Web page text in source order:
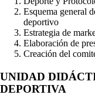
Esquema general
deportivo
Estrategia de
Elaboración de
Creación del
UNIDAD
DEPORTIVA